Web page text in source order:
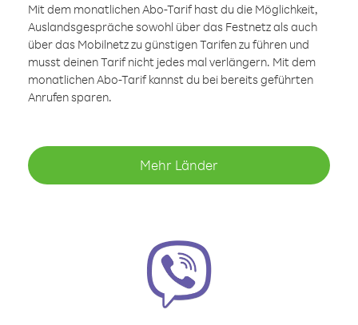
Mit dem monatlichen Abo-Tarif hast du die Möglichkeit,
Auslandsgespräche sowohl über das Festnetz als auch
über das Mobilnetz zu günstigen Tarifen zu führen und
musst deinen Tarif nicht jedes mal verlängern. Mit dem
monatlichen Abo-Tarif kannst du bei bereits geführten
Anrufen sparen.
Mehr Länder